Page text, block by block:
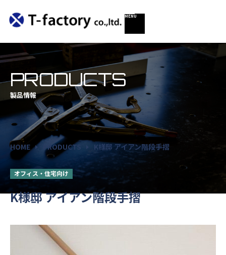
PRODUCTS
製品情報
HOME PRODUCTS K様邸 アイアン階段手摺
オフィス・住宅向け
K様邸 アイアン階段手摺